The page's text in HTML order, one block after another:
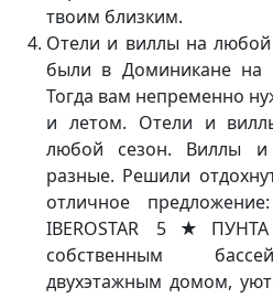
твоим близким.
Отели и виллы на
были в Доминикане на
Тогда вам непременно
и летом. Отели и
любой сезон. Виллы
разные. Решили
отличное
IBEROSTAR
собственным
двухэтажным домом,